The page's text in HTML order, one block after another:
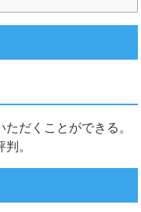
だくことができる。
。